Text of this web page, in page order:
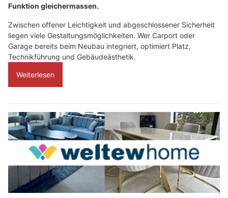
Funktion gleichermassen.
Zwischen offener Leichtigkeit und abgeschlossener Sicherheit
liegen viele Gestaltungsmöglichkeiten. Wer Carport oder
Garage bereits beim Neubau integriert, optimiert Platz,
Technikführung und Gebäudeästhetik.
Weiterlesen